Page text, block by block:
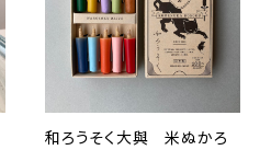
和ろうそく大與 米ぬかろ